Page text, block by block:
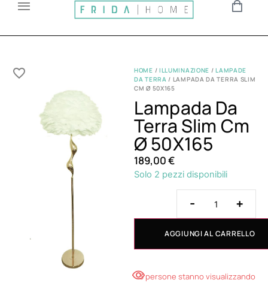
HOME / ILLUMINAZIONE /LAMPADE
DA TERRA / LAMPADA DA TERRA SLIM
CM Ø 50X165
Lampada Da
Terra Slim Cm
Ø 50X165
189,00€
Solo 2 pezzi disponibili
- +
AGGIUNGI AL CARRELLO
3 persone stanno visualizzando